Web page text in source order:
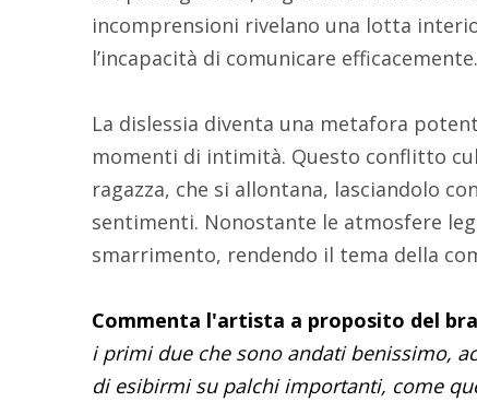
incomprensioni rivelano una lotta
l’incapacità di comunicare efficacemente.
La dislessia diventa una metafora
momenti di intimità. Questo conflitto
ragazza, che si allontana, lasciandolo
sentimenti. Nonostante le atmosfere
smarrimento, rendendo il tema della
Commenta l'artista a proposito del
i primi due che sono andati benissimo,
di esibirmi su palchi importanti, come